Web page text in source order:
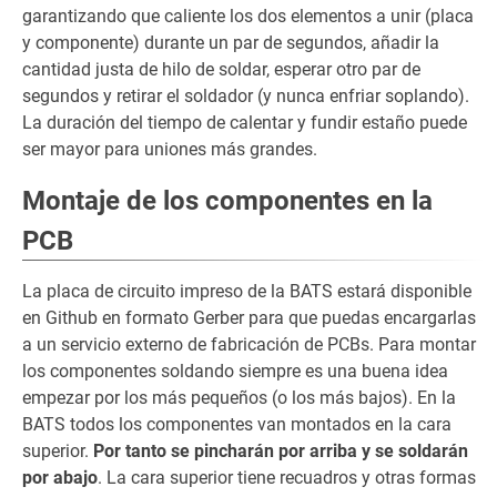
garantizando que caliente los dos elementos a unir (placa
y componente) durante un par de segundos, añadir la
cantidad justa de hilo de soldar, esperar otro par de
segundos y retirar el soldador (y nunca enfriar soplando).
La duración del tiempo de calentar y fundir estaño puede
ser mayor para uniones más grandes.
Montaje de los componentes en la
PCB
La placa de circuito impreso de la BATS estará disponible
en Github en formato Gerber para que puedas encargarlas
a un servicio externo de fabricación de PCBs. Para montar
los componentes soldando siempre es una buena idea
empezar por los más pequeños (o los más bajos). En la
BATS todos los componentes van montados en la cara
superior. Por tanto se pincharán por arriba y se soldarán
por abajo. La cara superior tiene recuadros y otras formas